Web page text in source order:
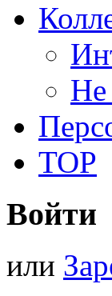
Не
TOP
Войти
или